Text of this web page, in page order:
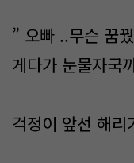
” 오빠 ..무슨 꿈
게다가 눈물자국
걱정이 앞선 해